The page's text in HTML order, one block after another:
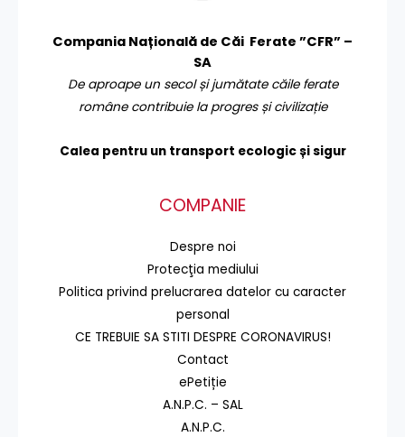
Compania Națională de Căi Ferate ”CFR” –
SA
De aproape un secol și jumătate căile ferate
române contribuie la progres și civilizație
Calea pentru un transport ecologic și sigur
COMPANIE
Despre noi
Protecţia mediului
Politica privind prelucrarea datelor cu caracter
personal
CE TREBUIE SA STITI DESPRE CORONAVIRUS!
Contact
ePetiție
A.N.P.C. – SAL
A.N.P.C.